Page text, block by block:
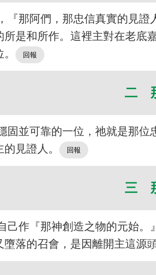
『那阿們，那忠信真實的見
所是和所作。這裡主對在老底
二
固並可靠的一位，祂就是那
見證人。
三
己作『那神創造之物的元始
落的召會，是因離開主這源